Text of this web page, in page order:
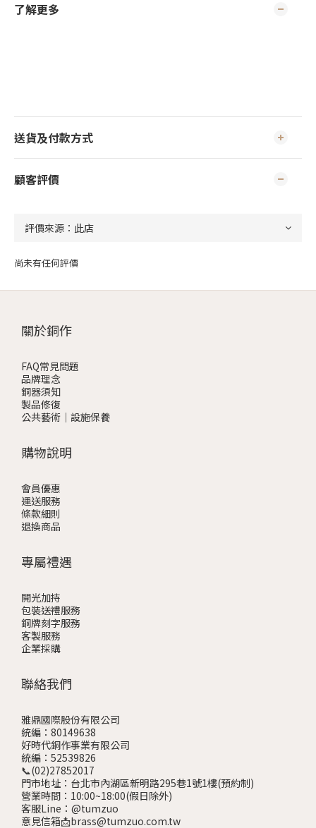
了解更多
送貨及付款方式
顧客評價
尚未有任何評價
關於銅作
FAQ常見問題
品牌理念
銅器須知
製品修復
公共藝術｜設施保養
購物說明
會員優惠
運送服務
條款細則
退換商品
專屬禮遇
開光加持
包裝送禮服務
銅牌刻字服務
客製服務
企業採購
聯絡我們
雅鼎國際股份有限公司
統編：80149638
好時代銅作事業有限公司
統編：52539826
📞(02)27852017
門市地址：台北市內湖區新明路295巷1號1樓(預約制)
營業時間：10:00~18:00(假日除外)
客服Line：@tumzuo
意見信箱📩brass@tumzuo.com.tw